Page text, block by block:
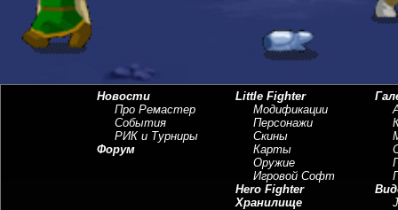
Новости
Про Ремастер
События
РИК и Турниры
Форум
Little Fighter
Модификации
Персонажи
Скины
Карты
Оружие
Игровой Софт
Hero Fighter
Хранилище